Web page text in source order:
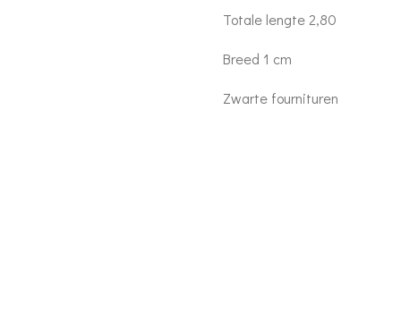
Totale lengte 2,80
Breed 1 cm
Zwarte fournituren